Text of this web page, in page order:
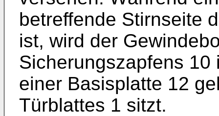
betreffende Stirnseite
ist, wird der
Sicherungszapfens
einer Basisplatte 12
Türblattes 1 sitzt.